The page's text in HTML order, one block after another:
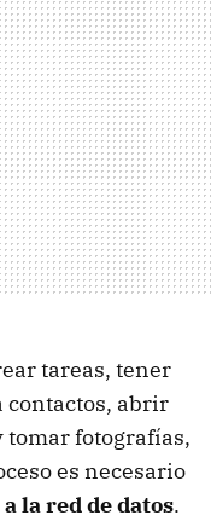
tareas, tener
contactos, abrir
tomar fotografías,
es necesario
la red de datos.